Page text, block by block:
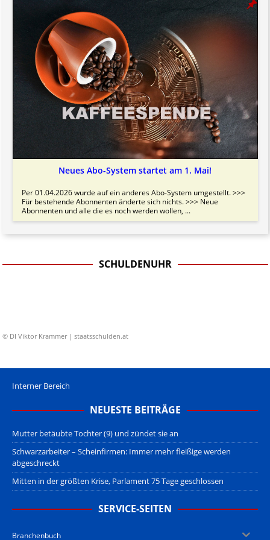
Neues Abo-System startet am 1. Mai!
Per 01.04.2026 wurde auf ein anderes Abo-System umgestellt. >>>
Für bestehende Abonnenten änderte sich nichts. >>> Neue
Abonnenten und alle die es noch werden wollen, ...
SCHULDENUHR
© DI Viktor Krammer | staatsschulden.at
Interner Bereich
NEUESTE BEITRÄGE
Mutter betäubte Tochter (9) und zündet sie an
Schwarzarbeiter – Scheinfirmen: Immer mehr fleißige werden
abgeschreckt
Mitten in der größten Krise, Parlament 75 Tage geschlossen
SERVICE-SEITEN
Branchenbuch